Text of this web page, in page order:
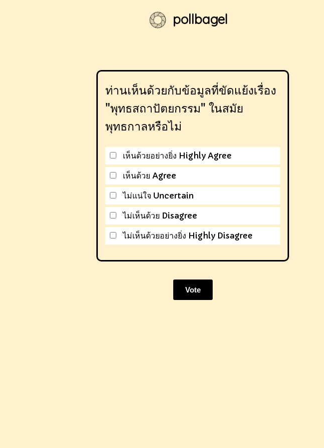
pollbagel
ท่านเห็นด้วยกับข้อมูลที่ขัดแย้งเรื่อง
"พุทธสถาปัตยกรรม" ในสมัย
พุทธกาลหรือไม่
เห็นด้วยอย่างยิ่ง Highly Agree
เห็นด้วย Agree
ไม่แน่ใจ Uncertain
ไม่เห็นด้วย Disagree
ไม่เห็นด้วยอย่างยิ่ง Highly Disagree